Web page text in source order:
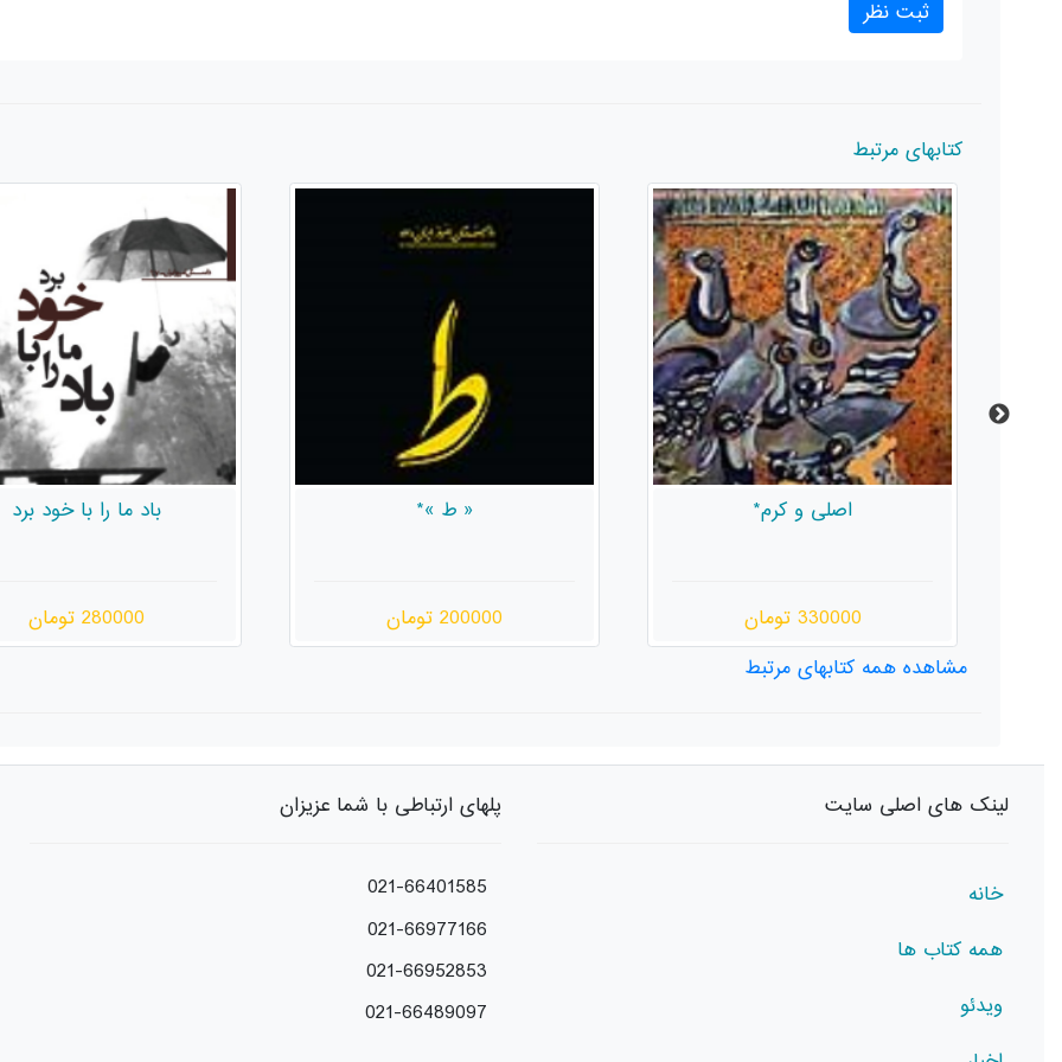
کتابهای مرتبط
راز مکتوم اندرونی
200000 تومان
باد ما را با خود برد
280000 تومان
« ط »*
200000 تومان
مشاهده همه کتابهای مرتبط
لینک های اصلی سایت
خانه
همه کتاب ها
ویدئو
پلهای ارتباطی با شما عزیزان
021-66401585
021-66977166
021-66952853
021-66489097